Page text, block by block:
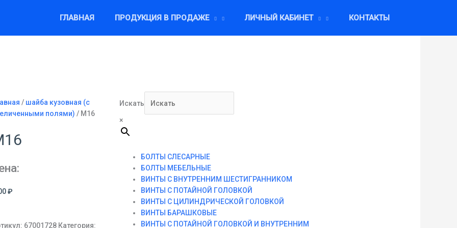
ГЛАВНАЯ ПРОДУКЦИЯ В ПРОДАЖЕ ЛИЧНЫЙ КАБИНЕТ КОНТАКТЫ
/ шайба кузовная (с
полями) / М16
₽
67001728 Категория:
Искать
×
БОЛТЫ СЛЕСАРНЫЕ
БОЛТЫ МЕБЕЛЬНЫЕ
ВИНТЫ С ВНУТРЕННИМ ШЕСТИГРАННИКОМ
ВИНТЫ С ПОТАЙНОЙ ГОЛОВКОЙ
ВИНТЫ С ЦИЛИНДРИЧЕСКОЙ ГОЛОВКОЙ
ВИНТЫ БАРАШКОВЫЕ
ВИНТЫ С ПОТАЙНОЙ ГОЛОВКОЙ И ВНУТРЕННИМ